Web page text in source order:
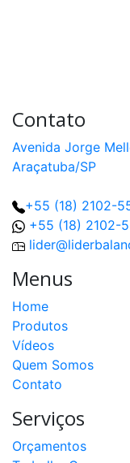
Contato
Avenida Jorge
Araçatuba/SP
+55 (18) 2102-
+55 (18) 2102-
Menus
Home
Produtos
Vídeos
Quem Somos
Contato
Serviços
Orçamentos